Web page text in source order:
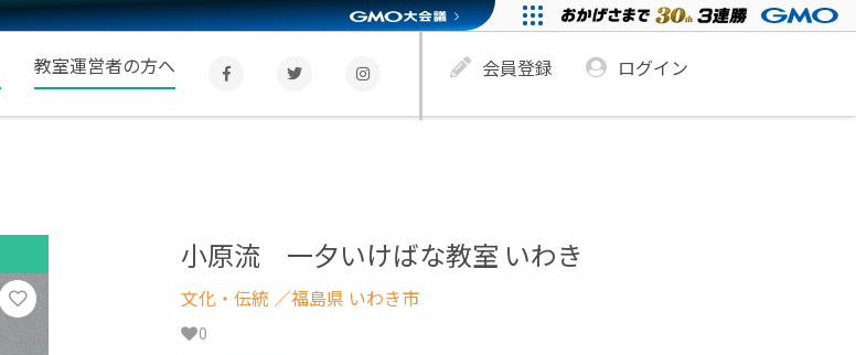
教室運営者の方へ 会員登録 ログイン
小原流 一夕いけばな教室 いわき
文化・伝統 ／福島県 いわき市
0